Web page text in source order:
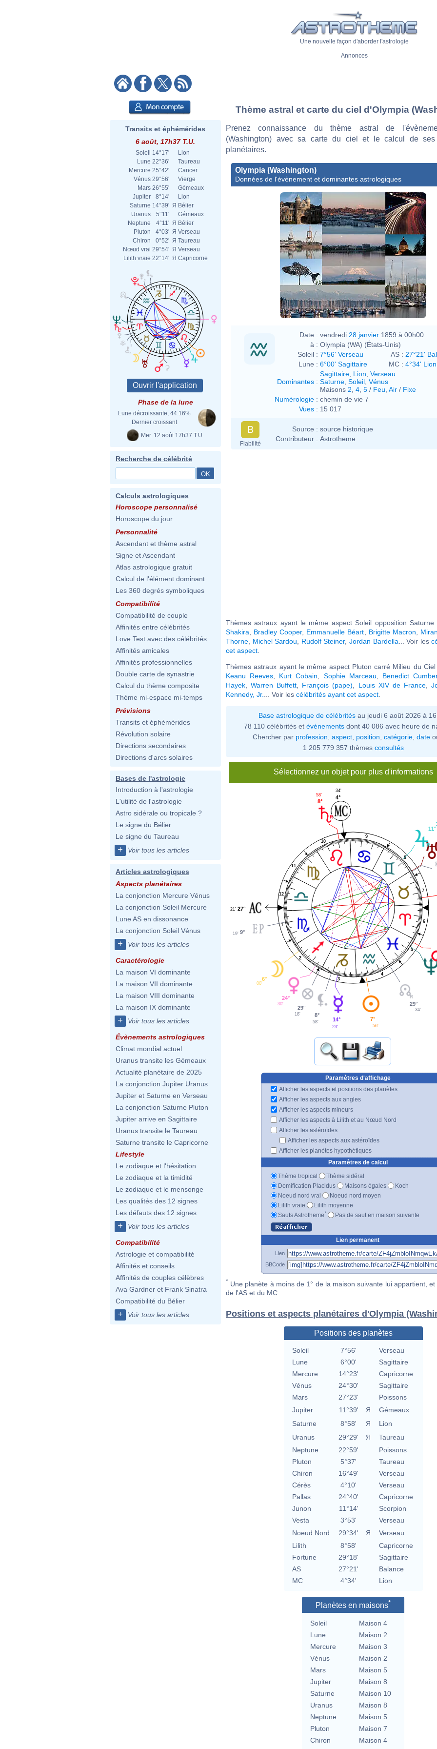
Une nouvelle façon d'aborder l'astrologie
Annonces
Transits et éphémérides
6 août, 17h37 T.U.
Soleil 14°17'
Lion
Lune 22°36'
Taureau
Mercure 25°42'
Cancer
Vénus 29°56'
Vierge
Mars 26°55'
Gémeaux
Jupiter
8°14'
Lion
Saturne 14°39' Я Bélier
Uranus
5°11'
Gémeaux
Neptune
4°11' Я Bélier
Pluton
4°03' Я Verseau
Chiron
0°52' Я Taureau
Nœud vrai 29°54' Я Verseau
Lilith vraie 22°14' Я Capricorne
Phase de la lune
Lune décroissante, 44.16%
Dernier croissant
Mer. 12 août 17h37 T.U.
Recherche de célébrité
Calculs astrologiques
Horoscope personnalisé
Horoscope du jour
Personnalité
Ascendant et thème astral
Signe et Ascendant
Atlas astrologique gratuit
Calcul de l'élément dominant
Les 360 degrés symboliques
Compatibilité
Compatibilité de couple
Affinités entre célébrités
Love Test avec des célébrités
Affinités amicales
Affinités professionnelles
Double carte de synastrie
Calcul du thème composite
Thème mi-espace mi-temps
Prévisions
Transits et éphémérides
Révolution solaire
Directions secondaires
Directions d'arcs solaires
Bases de l'astrologie
Introduction à l'astrologie
L'utilité de l'astrologie
Astro sidérale ou tropicale ?
Le signe du Bélier
Le signe du Taureau
+ Voir tous les articles
Articles astrologiques
Aspects planétaires
La conjonction Mercure Vénus
La conjonction Soleil Mercure
Lune AS en dissonance
La conjonction Soleil Vénus
+ Voir tous les articles
Caractérologie
La maison VI dominante
La maison VII dominante
La maison VIII dominante
La maison IX dominante
+ Voir tous les articles
Évènements astrologiques
Climat mondial actuel
Uranus transite les Gémeaux
Actualité planétaire de 2025
La conjonction Jupiter Uranus
Jupiter et Saturne en Verseau
La conjonction Saturne Pluton
Jupiter arrive en Sagittaire
Uranus transite le Taureau
Saturne transite le Capricorne
Lifestyle
Le zodiaque et l'hésitation
Le zodiaque et la timidité
Le zodiaque et le mensonge
Les qualités des 12 signes
Les défauts des 12 signes
+ Voir tous les articles
Compatibilité
Astrologie et compatibilité
Affinités et conseils
Affinités de couples célèbres
Ava Gardner et Frank Sinatra
Compatibilité du Bélier
+ Voir tous les articles
Thème astral et carte du ciel d'Olympia
Prenez connaissance du thème astral de
(Washington) avec sa carte du ciel et le calcul de ses
planétaires.
Olympia (Washington)
Données de l'évènement et dominantes astrologiques
Date : vendredi 28 janvier 1859 à 00h00
à : Olympia (WA) (États-Unis)
Soleil : 7°56' Verseau AS : 27°21'
Lune : 6°00' Sagittaire MC : 4°34' Lion
Dominantes :
Sagittaire Lion Verseau
Saturne Soleil Vénus
Maisons 2 4 5 / Feu Air / Fixe
Numérologie : chemin de vie 7
Vues : 15 017
B
Fiabilité
Source : source historique
Contributeur : Astrotheme
Thèmes astraux ayant le même aspect Soleil opposition Saturne
Shakira
Bradley Cooper, Emmanuelle Béart Brigitte Macron
Thorne
Michel Sardou Rudolf Steiner,Jordan Bardella ... Voir les
cet aspect
Thèmes astraux ayant le même aspect Pluton carré Milieu du
Keanu Reeves
Kurt Cobain Sophie Marceau Benedict
Hayek ,Warren Buffett François (pape) Louis XIV de France,
Kennedy, Jr.
... Voir les célébrités ayant cet aspect
Base astrologique de célébritésau jeudi 6 août 2026 à
78 110 célébrités et évènementsdont 40 086 avec heure de
Chercher par profession aspect position catégorie date
1 205 779 357 thèmes consultés
Sélectionnez un objet pour plus d'informations
1
2
3
4
5
6
7
8
9
10
11
12
11°
4°
34'
8°
58'
27°
21'
9°
19'
6°
00'
24°
30'
29°
18' 8°
58' 14°
23'
7°
56'
29°
34'
Paramètres d'affichage
Afficher les aspects et positions des planètes
Afficher les aspects aux angles
Afficher les aspects mineurs
Afficher les aspects à Lilith et au Nœud Nord
Afficher les astéroïdes
Afficher les aspects aux astéroïdes
Afficher les planètes hypothétiques
Paramètres de calcul
Thème tropical
Thème sidéral
Domification Placidus
Maisons égales
Koch
Noeud nord vrai
Noeud nord moyen
Lilith vraie
Lilith moyenne
Sauts Astrotheme* Pas de saut en maison suivante
Lien permanent
Lien
BBCode
* Une planète à moins de 1° de la maison suivante lui appartient, et
de l'AS et du MC
Positions et aspects planétaires d'Olympia
Positions des planètes
Soleil 7°56'
Verseau
Lune
6°00'
Sagittaire
Mercure
14°23'
Capricorne
Vénus
24°30'
Sagittaire
Mars
27°23'
Poissons
Jupiter
11°39' Я
Gémeaux
Saturne
8°58' Я
Lion
Uranus
29°29' Я
Taureau
Neptune
22°59'
Poissons
Pluton
5°37'
Taureau
Chiron
16°49'
Verseau
Cérès
4°10'
Verseau
Pallas
24°40'
Capricorne
Junon
11°14'
Scorpion
Vesta
3°53'
Verseau
Noeud Nord
29°34' Я
Verseau
Lilith
8°58'
Capricorne
Fortune
29°18'
Sagittaire
AS
27°21'
Balance
MC
4°34' Lion
Planètes en maisons*
Soleil
Maison 4
Lune
Maison 2
Mercure
Maison 3
Vénus
Maison 2
Mars
Maison 5
Jupiter
Maison 8
Saturne
Maison 10
Uranus
Maison 8
Neptune
Maison 5
Pluton
Maison 7
Chiron
Maison 4